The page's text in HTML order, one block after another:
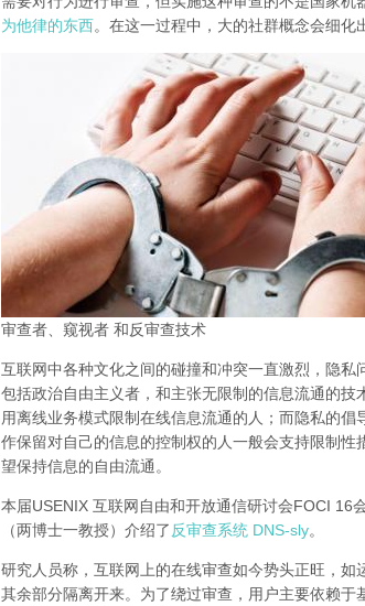
为他律的东西。在这一过程中，大的社群概念会细化
审查者、窥视者 和反审查技术
互联网中各种文化之间的碰撞和冲突一直激烈，隐
包括政治自由主义者，和主张无限制的信息流通的
用离线业务模式限制在线信息流通的人；而隐私的倡
作保留对自己的信息的控制权的人一般会支持限制
望保持信息的自由流通。
本届USENIX 互联网自由和开放通信研讨会FOCI 16
（两博士一教授）介绍了 反审查系统 DNS-sly。
研究人员称，互联网上的在线审查如今势头正旺，
其余部分隔离开来。 为了绕过审查，用户主要依赖于